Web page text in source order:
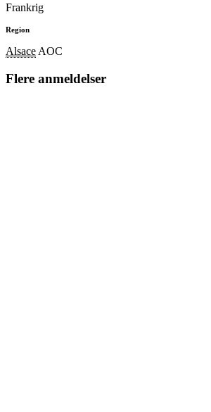
Frankrig
Region
Alsace AOC
Flere anmeldelser